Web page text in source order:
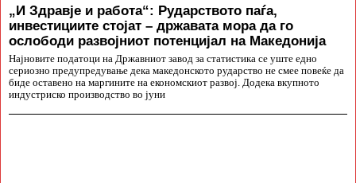
„И Здравје и работа“: Рударството паѓа,
инвестициите стојат – државата мора да го
ослободи развојниот потенцијал на Македонија
Најновите податоци на Државниот завод за статистика се уште едно
сериозно предупредување дека македонското рударство не смее повеќе да
биде оставено на маргините на економскиот развој. Додека вкупното
индустриско производство во јуни